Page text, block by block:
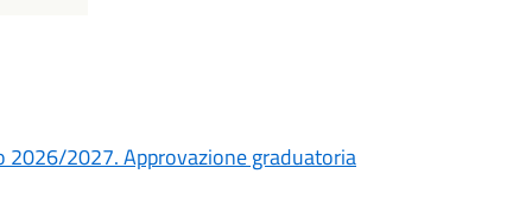
2026/2027. Approvazione graduatoria